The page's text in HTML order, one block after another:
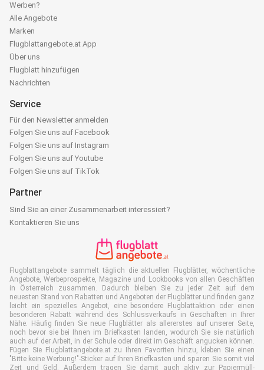
Werben?
Alle Angebote
Marken
Flugblattangebote.at App
Über uns
Flugblatt hinzufügen
Nachrichten
Service
Für den Newsletter anmelden
Folgen Sie uns auf Facebook
Folgen Sie uns auf Instagram
Folgen Sie uns auf Youtube
Folgen Sie uns auf TikTok
Partner
Sind Sie an einer Zusammenarbeit interessiert?
Kontaktieren Sie uns
Flugblattangebote sammelt täglich die aktuellen Flugblätter, wöchentliche
Angebote, Werbeprospekte, Magazine und Lookbooks von allen Geschäften
in Österreich zusammen. Dadurch bleiben Sie zu jeder Zeit auf dem
neuesten Stand von Rabatten und Angeboten der Flugblätter und finden ganz
leicht ein spezielles Angebot, eine besondere Flugblattaktion oder einen
besonderen Rabatt während des Schlussverkaufs in Geschäften in Ihrer
Nähe. Häufig finden Sie neue Flugblätter als allererstes auf unserer Seite,
noch bevor sie bei Ihnen im Briefkasten landen, wodurch Sie sie natürlich
auch auf der Arbeit, in der Schule oder direkt im Geschäft angucken können.
Fügen Sie Flugblattangebote.at zu Ihren Favoriten hinzu, kleben Sie einen
"Bitte keine Werbung!"-Sticker auf Ihren Briefkasten und sparen Sie somit viel
Zeit und Geld. Außerdem tragen Sie damit auch aktiv zur Papiermüll-